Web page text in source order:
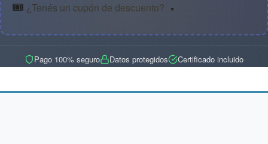
🎟️ ¿Tenés un cupón de descuento? ▼
Pago 100% seguro Datos protegidos Certificado incluido